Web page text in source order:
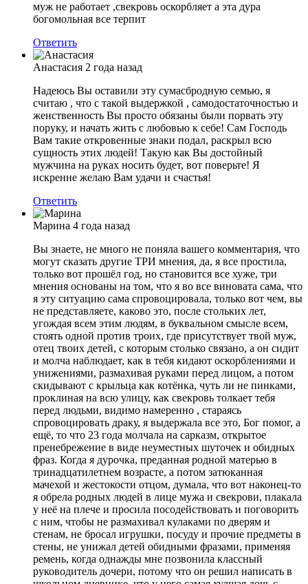
муж не работает ,свекровь оскорбляет а эта дура
богомольная все терпит
Ответить
Анастасия 2 года назад
Надеюсь Вы оставили эту сумасбродную семью, я
считаю , что с такой выдержкой , самодостаточностью и
женственность Вы просто обязаны были порвать эту
поруку, и начать жить с любовью к себе! Сам Господь
Вам такие откровенные знаки подал, раскрыл всю
сущность этих людей! Такую как Вы достойный
мужчина на руках носить будет, вот поверьте! Я
искренне желаю Вам удачи и счастья!
Ответить
Марина 4 года назад
Вы знаете, не много не поняла вашего комментария, что
могут сказать другие ТРИ мнения, да, я все простила,
только вот прошёл год, но становится все хуже, три
мнения основаны на том, что я во все виновата сама, что
я эту ситуацию сама спровоцировала, только вот чем, вы
не представляете, каково это, после стольких лет,
угождая всем этим людям, в буквальном смысле всем,
стоять одной против троих, где присутствует твой муж,
отец твоих детей, с которым столько связано, а он сидит
и молча наблюдает, как в тебя кидают оскорблениями и
унижениями, размахивая руками перед лицом, а потом
скидывают с крыльца как котёнка, чуть ли не пинками,
проклиная на всю улицу, как свекровь толкает тебя
перед людьми, видимо намеренно , стараясь
спровоцировать драку, я выдержала все это, Бог помог, а
ещё, то что 23 года молчала на сарказм, открытое
пренебрежение в виде неуместных шуточек и обидных
фраз. Когда я дурочка, преданная родной матерью в
тринадцатилетнем возрасте, а потом затюканная
мачехой и жестокости отцом, думала, что вот наконец-то
я обрела родных людей в лице мужа и свекрови, плакала
у неё на плече и просила посодействовать и поговорить
с ним, чтобы не размахивал кулаками по дверям и
стенам, не бросал игрушки, посуду и прочие предметы в
стены, не унижал детей обидными фразами, применяя
ремень, когда однажды мне позвонила классный
руководитель дочери, потому что он решил написать в